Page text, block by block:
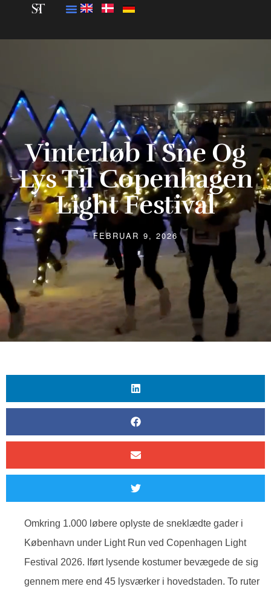
Vinterløb I Sne Og
Lys Til Copenhagen
Light Festival
FEBRUAR 9, 2026
Omkring 1.000 løbere oplyste de sneklædte gader i
København under Light Run ved Copenhagen Light
Festival 2026. Iført lysende kostumer bevægede de sig
gennem mere end 45 lysværker i hovedstaden. To ruter